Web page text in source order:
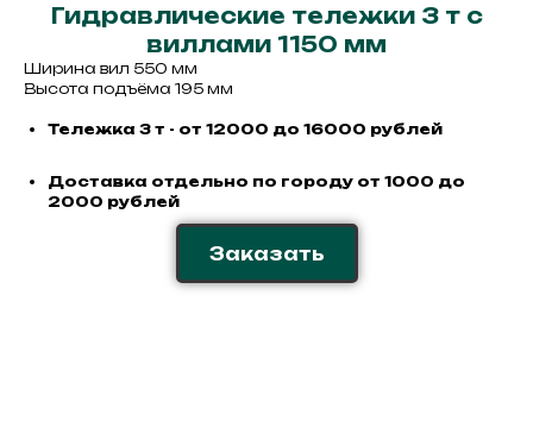
Гидравлические тележки 3 т с
виллами 1150 мм
Ширина вил 550 мм
Высота подъёма 195 мм
Тележка 3 т - от 12000 до 16000 рублей
Доставка отдельно по городу от 1000 до
2000 рублей
Заказать